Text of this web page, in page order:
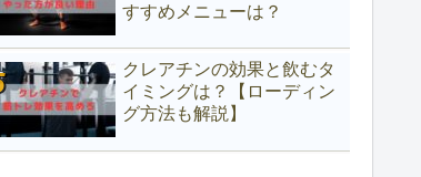
すすめメニューは？
クレアチンの効果と飲むタ
イミングは？【ローディン
グ方法も解説】